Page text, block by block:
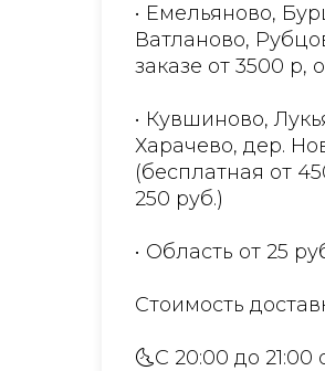
• Емельяново,
Ватланово,
заказе от 3500 р,
• Кувшиново,
Харачево, дер.
(бесплатная от
250 руб.)
• Область от 25
Стоимость
🌜С 20:00 до 21:00